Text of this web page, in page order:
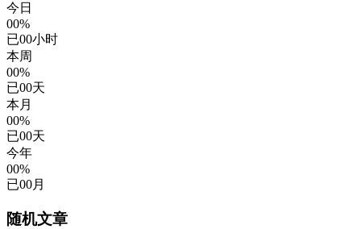
今日
00%
已00小时
本周
00%
已00天
本月
00%
已00天
今年
00%
已00月
随机文章